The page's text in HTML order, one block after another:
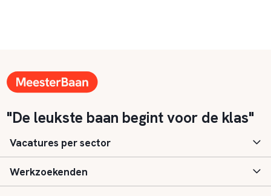
"De leukste baan begint voor de klas"
Vacatures per sector
Basisonderwijs
Werkzoekenden